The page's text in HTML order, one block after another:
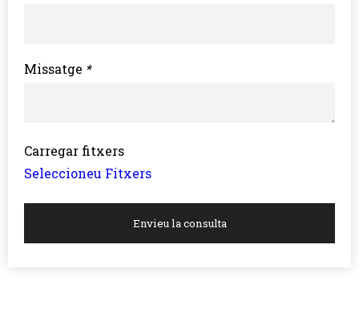
*
Missatge
Carregar fitxers
Seleccioneu Fitxers
Envieu la consulta